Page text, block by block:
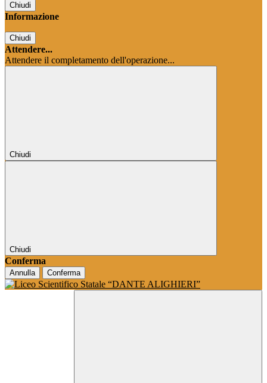
Chiudi
Informazione
Chiudi
Attendere...
Attendere il completamento dell'operazione...
Chiudi
Chiudi
Conferma
Annulla Conferma